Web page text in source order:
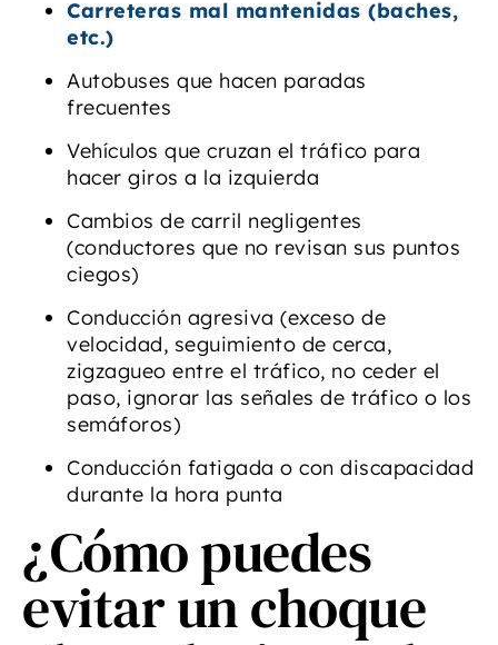
Carreteras mal mantenidas (baches,
etc.)
Autobuses que hacen paradas
frecuentes
Vehículos que cruzan el tráfico para
hacer giros a la izquierda
Cambios de carril negligentes
(conductores que no revisan sus puntos
ciegos)
Conducción agresiva (exceso de
velocidad, seguimiento de cerca,
zigzagueo entre el tráfico, no ceder el
paso, ignorar las señales de tráfico o los
semáforos)
Conducción fatigada o con discapacidad
durante la hora punta
¿Cómo puedes
evitar un choque